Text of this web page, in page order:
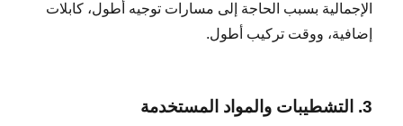
الإجمالية بسبب الحاجة إلى مسارات توجيه أطول، كابلات
إضافية، ووقت تركيب أطول.
3. التشطيبات والمواد المستخدمة